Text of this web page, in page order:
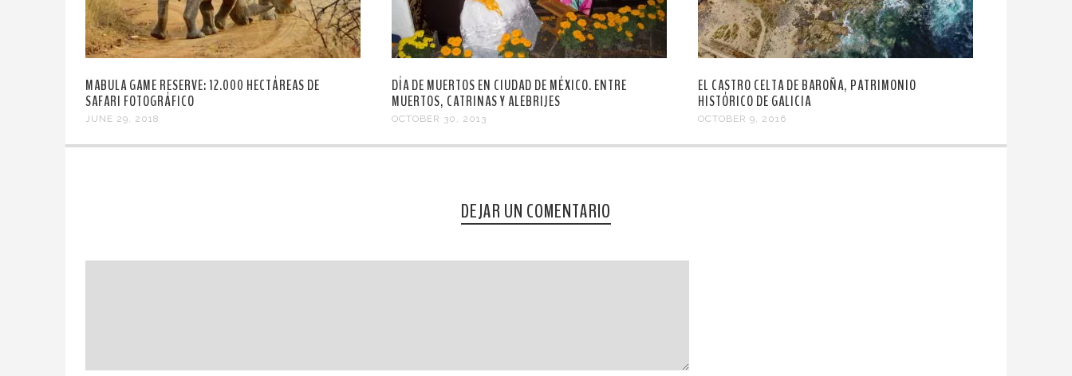
MABULA GAME RESERVE: 12.000 HECTÁREAS DE
SAFARI FOTOGRÁFICO
JUNE 29, 2018
DÍA DE MUERTOS EN CIUDAD DE MÉXICO. ENTRE
MUERTOS, CATRINAS Y ALEBRIJES
OCTOBER 30, 2013
EL CASTRO CELTA DE BAROÑA, PATRIMONIO
HISTÓRICO DE GALICIA
OCTOBER 9, 2016
DEJAR UN COMENTARIO